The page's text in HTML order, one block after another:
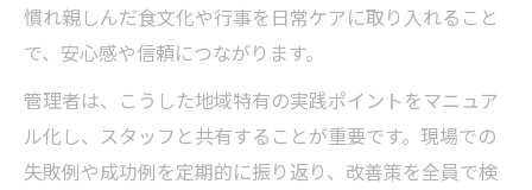
慣れ親しんだ食文化や行事を日常ケアに取り入れること
で、安心感や信頼につながります。
管理者は、こうした地域特有の実践ポイントをマニュア
ル化し、スタッフと共有することが重要です。現場での
失敗例や成功例を定期的に振り返り、改善策を全員で検